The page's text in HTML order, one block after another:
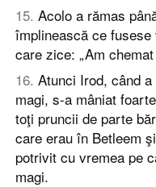
15. Acolo a rămas
împlinească ce
care zice: „Am
16. Atunci Irod, când
magi, s-a mâniat
toţi pruncii de parte
care erau în Betleem
potrivit cu vremea pe
magi.